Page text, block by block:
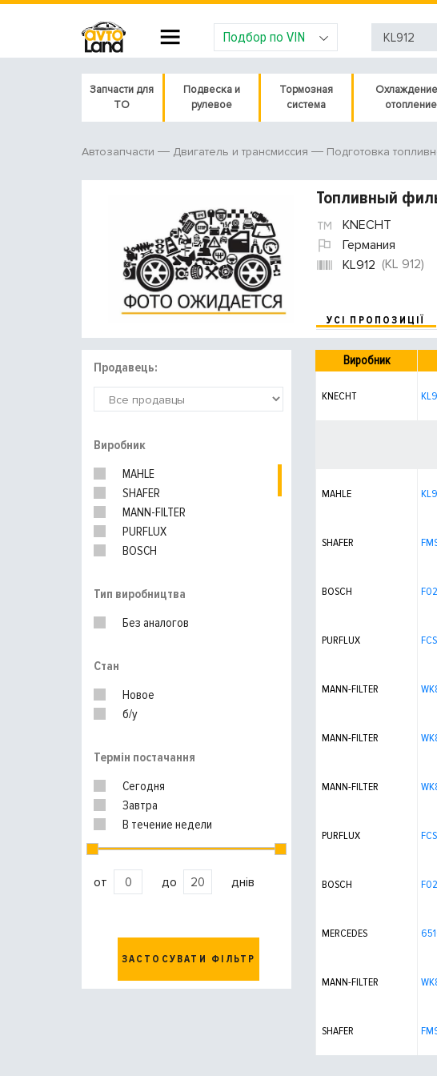
Подбор по VIN
Запчасти для
ТО
Подвеска и
рулевое
Тормозная
система
отопление
Автозапчасти Двигатель и трансмиссия Подготовка
Топливный
KNECHT
Германия
KL912 (KL 912)
УСІ ПРОПОЗИЦІЇ
Продавець:
Виробник
MAHLE
SHAFER
MANN-FILTER
PURFLUX
BOSCH
Тип виробництва
Без аналогов
Стан
Новое
б/у
Термін постачання
Сегодня
Завтра
В течение недели
от до днів
ЗАСТОСУВАТИ ФІЛЬТР
Виробник
KNECHT
MAHLE
SHAFER
BOSCH
PURFLUX
MANN-FILTER
MANN-FILTER
MANN-FILTER
PURFLUX
BOSCH
MERCEDES
MANN-FILTER
SHAFER